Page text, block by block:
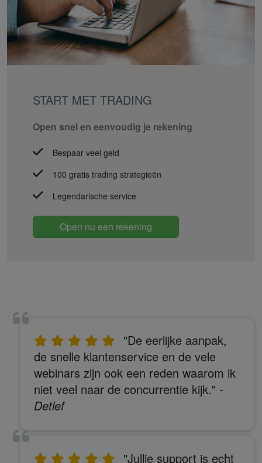
START MET TRADING
Open snel en eenvoudig je rekening
Bespaar veel geld
100 gratis trading strategieën
Legendarische service
Open nu een rekening
"De eerlijke aanpak,
de snelle klantenservice en de vele
webinars zijn ook een reden waarom ik
niet veel naar de concurrentie kijk." -
Detlef
"Jullie support is echt